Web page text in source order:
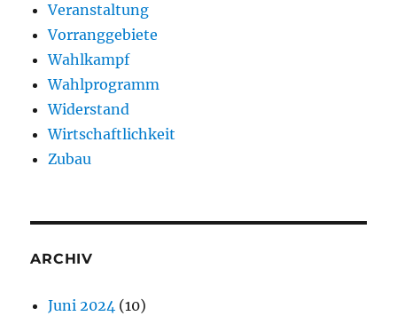
Veranstaltung
Vorranggebiete
Wahlkampf
Wahlprogramm
Widerstand
Wirtschaftlichkeit
Zubau
ARCHIV
Juni 2024 (10)